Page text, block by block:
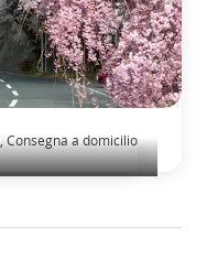
Consegna a domicilio